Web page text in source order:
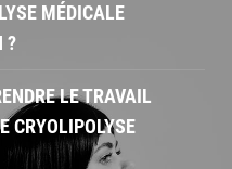
MÉDICALE
?
LE TRAVAIL
CRYOLIPOLYSE